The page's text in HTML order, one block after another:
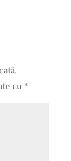
cu *